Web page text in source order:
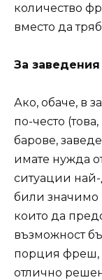
количество
вместо да
За
Ако, обаче, в
по-често
барове,
имате нужда
ситуации
били
които да
възможност
порция фреш,
отлично